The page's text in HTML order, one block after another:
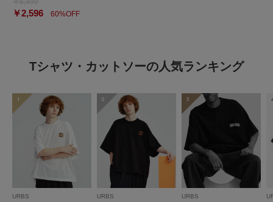
￥2,596 60%OFF
Tシャツ・カットソーの人気ランキング
1
URBS
2
URBS
3
URBS